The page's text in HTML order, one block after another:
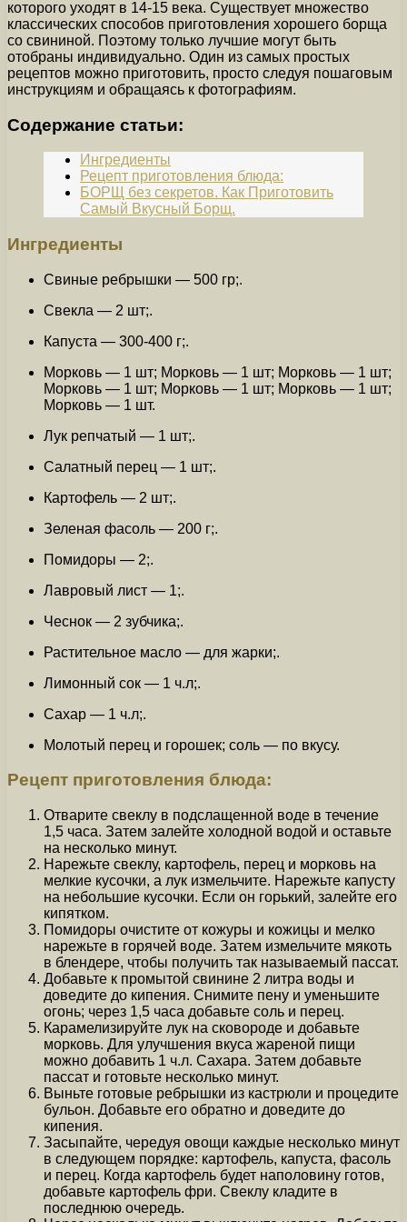
которого уходят в 14-15 века. Существует множество
классических способов приготовления хорошего борща
со свининой. Поэтому только лучшие могут быть
отобраны индивидуально. Один из самых простых
рецептов можно приготовить, просто следуя пошаговым
инструкциям и обращаясь к фотографиям.
Содержание статьи:
Ингредиенты
Рецепт приготовления блюда:
БОРЩ без секретов. Как Приготовить
Самый Вкусный Борщ.
Ингредиенты
Свиные ребрышки — 500 гр;.
Свекла — 2 шт;.
Капуста — 300-400 г;.
Морковь — 1 шт; Морковь — 1 шт; Морковь — 1 шт;
Морковь — 1 шт; Морковь — 1 шт; Морковь — 1 шт;
Морковь — 1 шт.
Лук репчатый — 1 шт;.
Салатный перец — 1 шт;.
Картофель — 2 шт;.
Зеленая фасоль — 200 г;.
Помидоры — 2;.
Лавровый лист — 1;.
Чеснок — 2 зубчика;.
Растительное масло — для жарки;.
Лимонный сок — 1 ч.л;.
Сахар — 1 ч.л;.
Молотый перец и горошек; соль — по вкусу.
Рецепт приготовления блюда:
Отварите свеклу в подслащенной воде в течение
1,5 часа. Затем залейте холодной водой и оставьте
на несколько минут.
Нарежьте свеклу, картофель, перец и морковь на
мелкие кусочки, а лук измельчите. Нарежьте капусту
на небольшие кусочки. Если он горький, залейте его
кипятком.
Помидоры очистите от кожуры и кожицы и мелко
нарежьте в горячей воде. Затем измельчите мякоть
в блендере, чтобы получить так называемый пассат.
Добавьте к промытой свинине 2 литра воды и
доведите до кипения. Снимите пену и уменьшите
огонь; через 1,5 часа добавьте соль и перец.
Карамелизируйте лук на сковороде и добавьте
морковь. Для улучшения вкуса жареной пищи
можно добавить 1 ч.л. Сахара. Затем добавьте
пассат и готовьте несколько минут.
Выньте готовые ребрышки из кастрюли и процедите
бульон. Добавьте его обратно и доведите до
кипения.
Засыпайте, чередуя овощи каждые несколько минут
в следующем порядке: картофель, капуста, фасоль
и перец. Когда картофель будет наполовину готов,
добавьте картофель фри. Свеклу кладите в
последнюю очередь.